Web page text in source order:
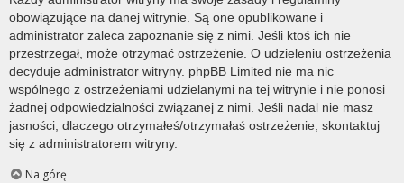
obowiązujące na danej witrynie. Są one opublikowane i
administrator zaleca zapoznanie się z nimi. Jeśli ktoś ich nie
przestrzegał, może otrzymać ostrzeżenie. O udzieleniu ostrzeżenia
decyduje administrator witryny. phpBB Limited nie ma nic
wspólnego z ostrzeżeniami udzielanymi na tej witrynie i nie ponosi
żadnej odpowiedzialności związanej z nimi. Jeśli nadal nie masz
jasności, dlaczego otrzymałeś/otrzymałaś ostrzeżenie, skontaktuj
się z administratorem witryny.
Na górę